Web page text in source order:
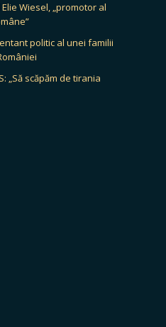
Wiesel, „promotor al
politic al unei familii
„Să scăpăm de tirania